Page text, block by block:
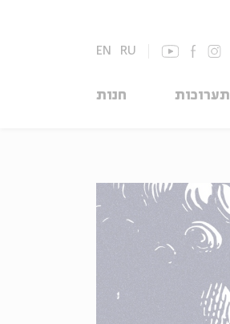
EN RU
תערוכות חנות